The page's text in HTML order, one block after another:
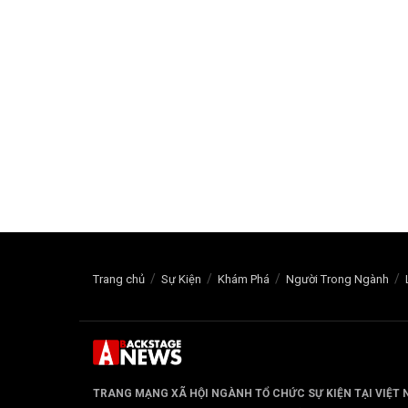
Trang chủ Sự Kiện Khám Phá Người Trong Ngành
TRANG MẠNG XÃ HỘI NGÀNH TỔ CHỨC SỰ KIỆN TẠI VIỆT